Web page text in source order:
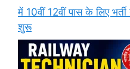
में 10वीं 12वीं पास के लिए
शुरू